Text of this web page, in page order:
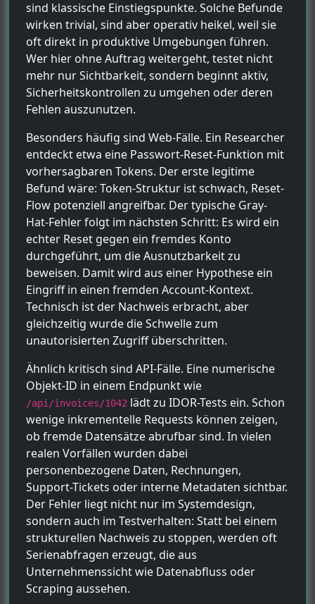
sind klassische Einstiegspunkte. Solche Befunde
wirken trivial, sind aber operativ heikel, weil sie
oft direkt in produktive Umgebungen führen.
Wer hier ohne Auftrag weitergeht, testet nicht
mehr nur Sichtbarkeit, sondern beginnt aktiv,
Sicherheitskontrollen zu umgehen oder deren
Fehlen auszunutzen.
Besonders häufig sind Web-Fälle. Ein Researcher
entdeckt etwa eine Passwort-Reset-Funktion mit
vorhersagbaren Tokens. Der erste legitime
Befund wäre: Token-Struktur ist schwach, Reset-
Flow potenziell angreifbar. Der typische Gray-
Hat-Fehler folgt im nächsten Schritt: Es wird ein
echter Reset gegen ein fremdes Konto
durchgeführt, um die Ausnutzbarkeit zu
beweisen. Damit wird aus einer Hypothese ein
Eingriff in einen fremden Account-Kontext.
Technisch ist der Nachweis erbracht, aber
gleichzeitig wurde die Schwelle zum
unautorisierten Zugriff überschritten.
Ähnlich kritisch sind API-Fälle. Eine numerische
Objekt-ID in einem Endpunkt wie
/api/invoices/1042 lädt zu IDOR-Tests ein. Schon
wenige inkrementelle Requests können zeigen,
ob fremde Datensätze abrufbar sind. In vielen
realen Vorfällen wurden dabei
personenbezogene Daten, Rechnungen,
Support-Tickets oder interne Metadaten sichtbar.
Der Fehler liegt nicht nur im Systemdesign,
sondern auch im Testverhalten: Statt bei einem
strukturellen Nachweis zu stoppen, werden oft
Serienabfragen erzeugt, die aus
Unternehmenssicht wie Datenabfluss oder
Scraping aussehen.